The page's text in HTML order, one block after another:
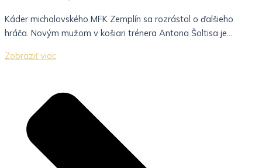
Káder michalovského MFK Zemplín sa rozrástol o ďalšieho
hráča. Novým mužom v košiari trénera Antona Šoltisa je...
Zobraziť viac